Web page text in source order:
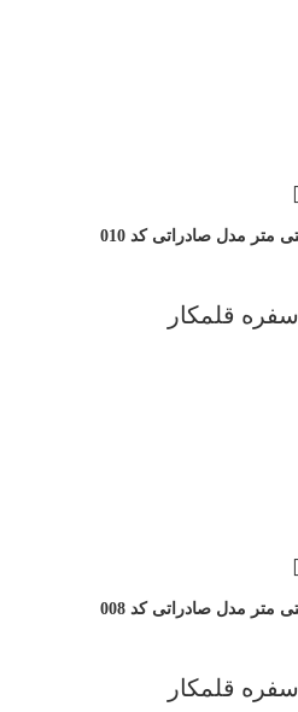
سفره قلمکار
سفره قلمکار